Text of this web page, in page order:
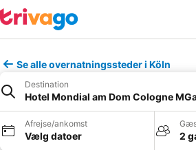
Se alle overnatningssteder i Köln
Destination
Hotel Mondial am Dom Cologne
Afrejse/ankomst
Vælg datoer 2